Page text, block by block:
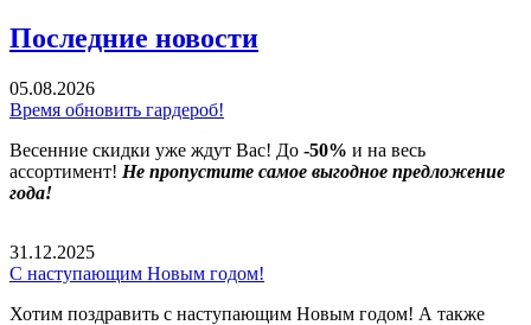
Последние новости
05.08.2026
Время обновить гардероб!
Весенние скидки уже ждут Вас! До -50% и на весь
ассортимент! Не пропустите самое выгодное предложение
года!
31.12.2025
С наступающим Новым годом!
Хотим поздравить с наступающим Новым годом! А также